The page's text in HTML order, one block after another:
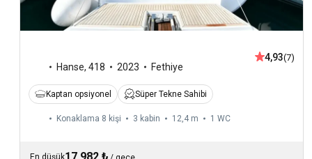
Hanse, 418 2023 Fethiye
4,93(7)
Kaptan opsiyonel Süper Tekne Sahibi
Konaklama 8 kişi 3 kabin 12,4 m 1 WC
En düşük